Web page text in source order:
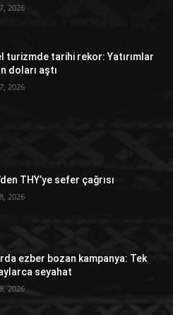
2026
turizmde tarihi rekor: Yatırımlar
doları aştı
2026
THY’ye sefer çağrısı
2026
ezber bozan kampanya: Tek
seyahat
2026